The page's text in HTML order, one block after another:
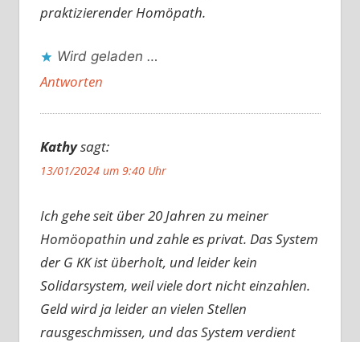
praktizierender Homöpath.
Wird geladen …
Antworten
Kathysagt:
13/01/2024 um 9:40 Uhr
Ich gehe seit über 20 Jahren zu meiner
Homöopathin und zahle es privat. Das System
der G KK ist überholt, und leider kein
Solidarsystem, weil viele dort nicht einzahlen.
Geld wird ja leider an vielen Stellen
rausgeschmissen, und das System verdient